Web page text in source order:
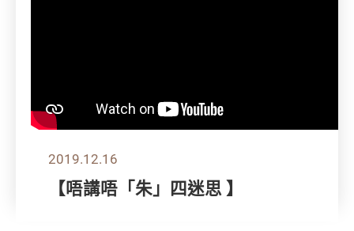
2019.12.16
【唔講唔「朱」四迷思 】